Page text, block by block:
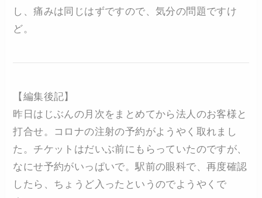
し、痛みは同じはずですので、気分の問題ですけ
ど。
【編集後記】
昨日はじぶんの月次をまとめてから法人のお客様と
打合せ。コロナの注射の予約がようやく取れまし
た。チケットはだいぶ前にもらっていたのですが、
なにせ予約がいっぱいで。駅前の眼科で、再度確認
したら、ちょうど入ったというのでようやくで